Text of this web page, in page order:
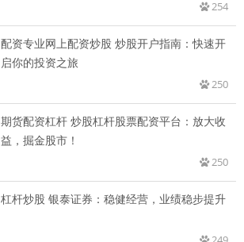
254
配资专业网上配资炒股 炒股开户指南：快速开
启你的投资之旅
250
期货配资杠杆 炒股杠杆股票配资平台：放大收
益，掘金股市！
250
杠杆炒股 银泰证券：稳健经营，业绩稳步提升